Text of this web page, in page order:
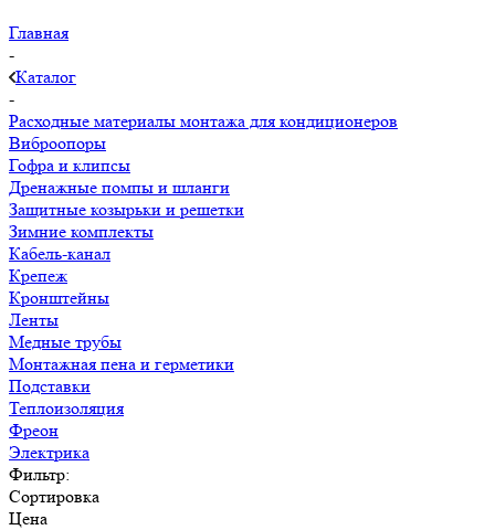
Главная
-
Каталог
-
Расходные материалы монтажа для кондиционеров
Виброопоры
Гофра и клипсы
Дренажные помпы и шланги
Защитные козырьки и решетки
Зимние комплекты
Кабель-канал
Крепеж
Кронштейны
Ленты
Медные трубы
Монтажная пена и герметики
Подставки
Теплоизоляция
Фреон
Электрика
Фильтр:
Сортировка
Цена